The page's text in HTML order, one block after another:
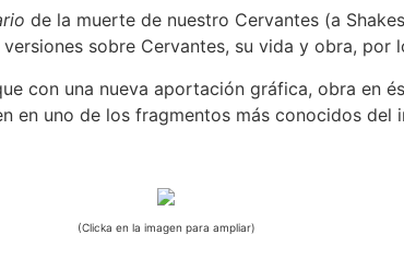
de la muerte de nuestro Cervantes (a
sobre Cervantes, su vida y obra,
con una nueva aportación gráfica, obra en
en uno de los fragmentos más conocidos del
(Clicka en la imagen para ampliar)